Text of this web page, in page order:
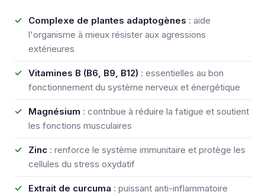
Complexe de plantes adaptogènes : aide
l'organisme à mieux résister aux agressions
extérieures
Vitamines B (B6, B9, B12) : essentielles au bon
fonctionnement du système nerveux et énergétique
Magnésium : contribue à réduire la fatigue et soutient
les fonctions musculaires
Zinc : renforce le système immunitaire et protège les
cellules du stress oxydatif
Extrait de curcuma : puissant anti-inflammatoire